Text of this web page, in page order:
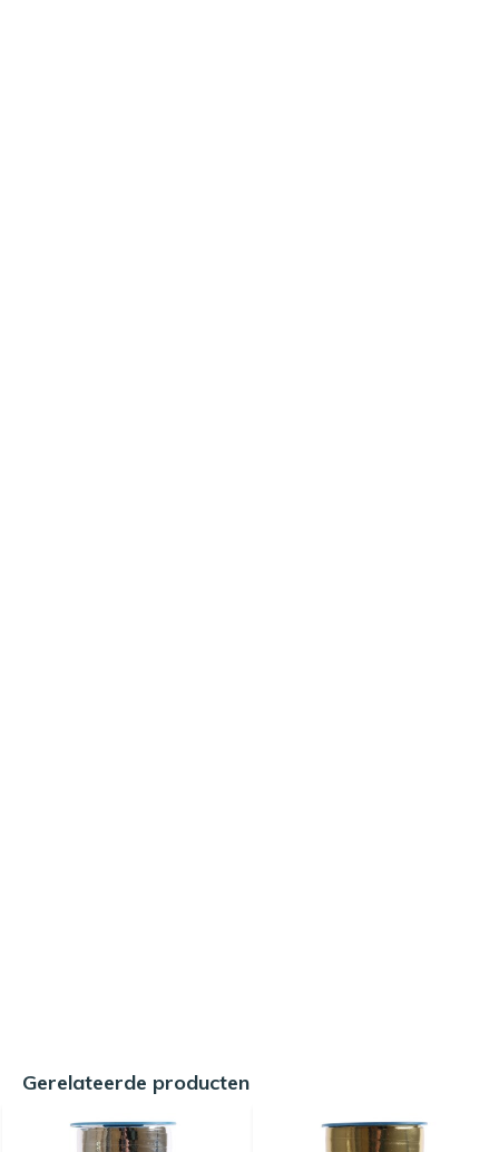
Gerelateerde producten